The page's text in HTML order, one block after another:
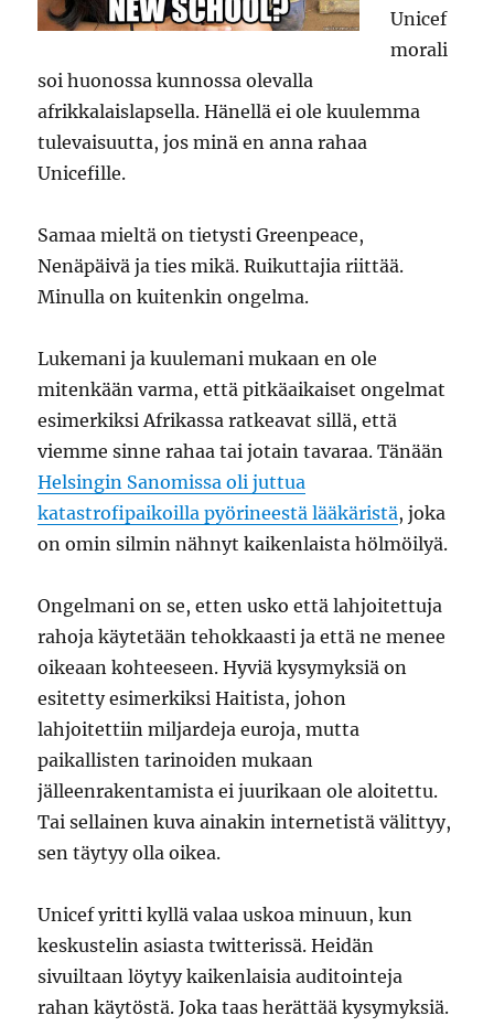
Unicef
morali
soi huonossa kunnossa olevalla
afrikkalaislapsella. Hänellä ei ole kuulemma
tulevaisuutta, jos minä en anna rahaa
Unicefille.
Samaa mieltä on tietysti Greenpeace,
Nenäpäivä ja ties mikä. Ruikuttajia riittää.
Minulla on kuitenkin ongelma.
Lukemani ja kuulemani mukaan en ole
mitenkään varma, että pitkäaikaiset ongelmat
esimerkiksi Afrikassa ratkeavat sillä, että
viemme sinne rahaa tai jotain tavaraa. Tänään
Helsingin Sanomissa oli juttua
katastrofipaikoilla pyörineestä lääkäristä, joka
on omin silmin nähnyt kaikenlaista hölmöilyä.
Ongelmani on se, etten usko että lahjoitettuja
rahoja käytetään tehokkaasti ja että ne menee
oikeaan kohteeseen. Hyviä kysymyksiä on
esitetty esimerkiksi Haitista, johon
lahjoitettiin miljardeja euroja, mutta
paikallisten tarinoiden mukaan
jälleenrakentamista ei juurikaan ole aloitettu.
Tai sellainen kuva ainakin internetistä välittyy,
sen täytyy olla oikea.
Unicef yritti kyllä valaa uskoa minuun, kun
keskustelin asiasta twitterissä. Heidän
sivuiltaan löytyy kaikenlaisia auditointeja
rahan käytöstä. Joka taas herättää kysymyksiä.